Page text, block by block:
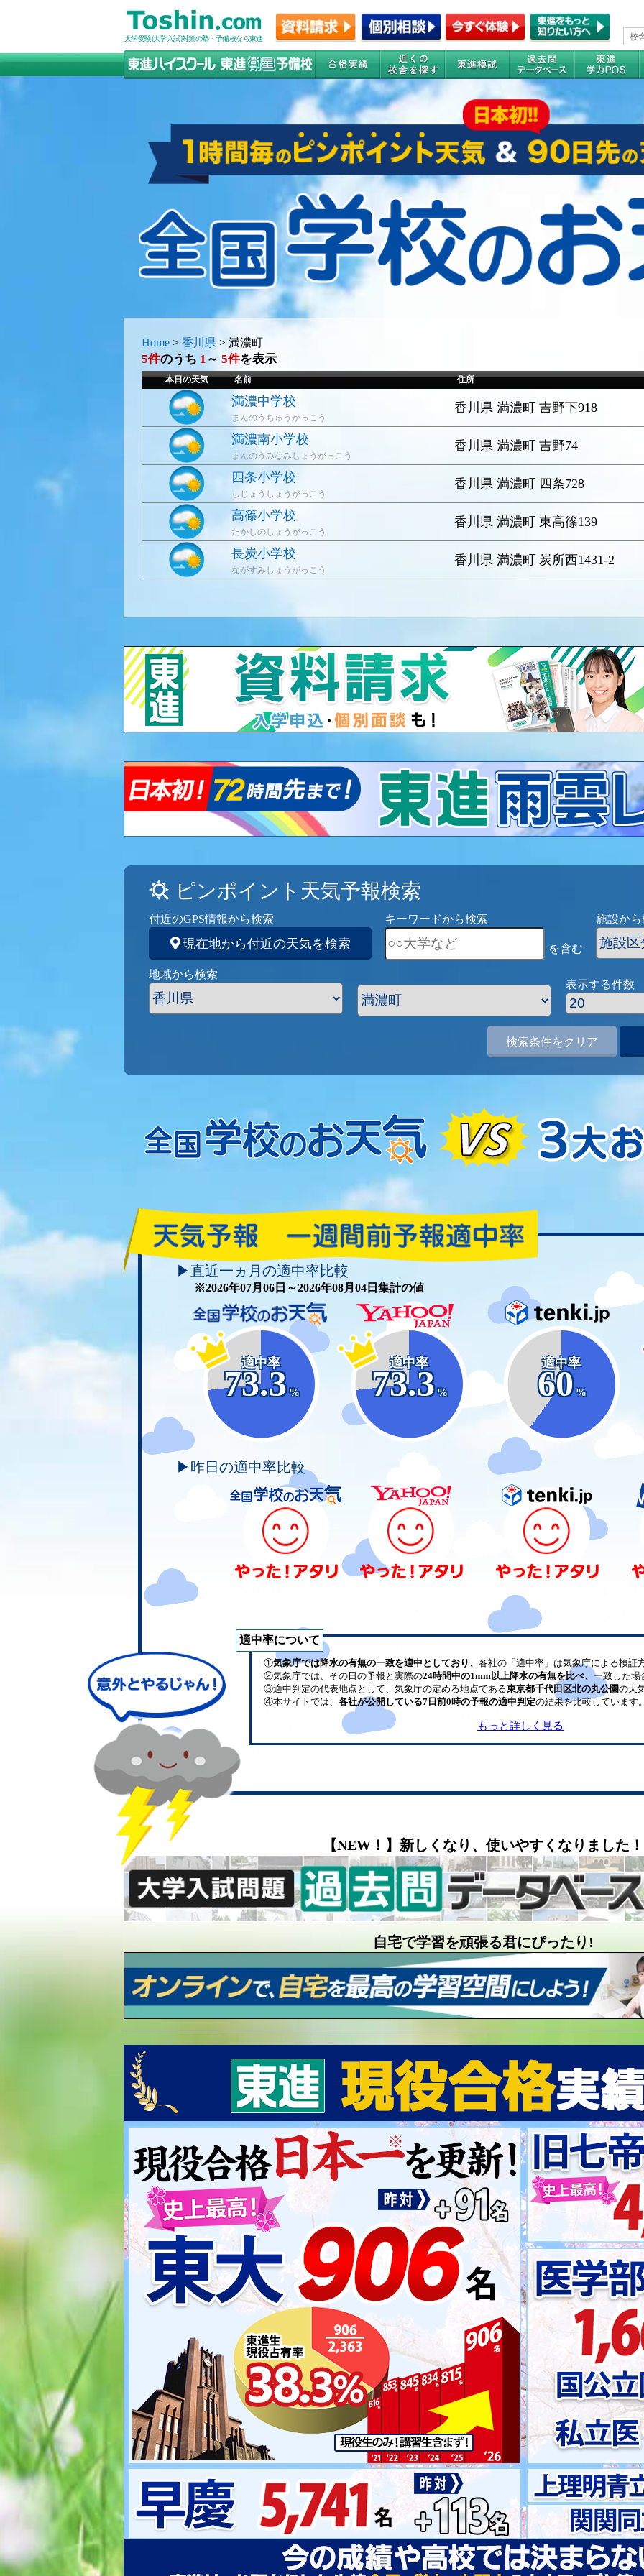
大学受験(大学入試)対策の塾・予備校なら東進
Home > 香川県 > 満濃町
5件のうち 1 ～ 5件を表示
本日の天気 名前 住所
満濃中学校
まんのうちゅうがっこう
香川県 満濃町 吉野下918
満濃南小学校
まんのうみなみしょうがっこう
香川県 満濃町 吉野74
四条小学校
しじょうしょうがっこう
香川県 満濃町 四条728
高篠小学校
たかしのしょうがっこう
香川県 満濃町 東高篠139
長炭小学校
ながすみしょうがっこう
香川県 満濃町 炭所西1431-2
ピンポイント天気予報検索
付近のGPS情報から検索
現在地から付近の天気を検索
キーワードから検索
を含む
施設か
地域から検索
表示する件数
検索条件をクリア
▶直近一ヵ月の適中率比較
※2026年07月06日～2026年08月04日集計の値
適中率
73.3
%
適中率
73.3
%
適中率
60
%
▶昨日の適中率比較
適中率について
①気象庁では降水の有無の一致を適中としており、 各社の「適中率」は気象庁による検証
②気象庁では、その日の予報と実際の24時間中の1mm以上降水の有無を比べ、 一致した場
③適中判定の代表地点として、気象庁の定める地点である東京都千代田区北の丸公園の天
④本サイトでは、 各社が公開している7日前0時の予報の適中判定の結果を比較しています
もっと詳しく見る
【NEW！】新しくなり、使いやすくなりました！
自宅で学習を頑張る君にぴったり!